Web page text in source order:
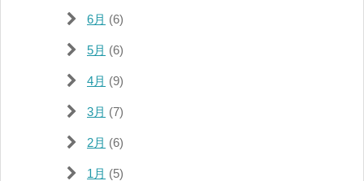
6月 (6)
5月 (6)
4月 (9)
3月 (7)
2月 (6)
1月 (5)